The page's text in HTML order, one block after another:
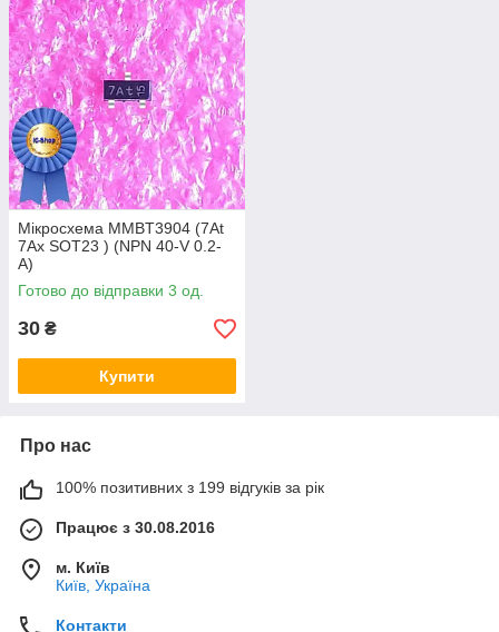
Мікросхема MMBT3904 (7At
7Ax SOT23 ) (NPN 40-V 0.2-
A)
Готово до відправки 3 од.
30 ₴
Купити
Про нас
100% позитивних з 199 відгуків за рік
Працює з 30.08.2016
м. Київ
Київ, Україна
Контакти